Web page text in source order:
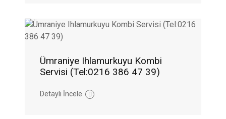
Ümraniye Ihlamurkuyu Kombi
Servisi (Tel:0216 386 47 39)
Detaylı İncele